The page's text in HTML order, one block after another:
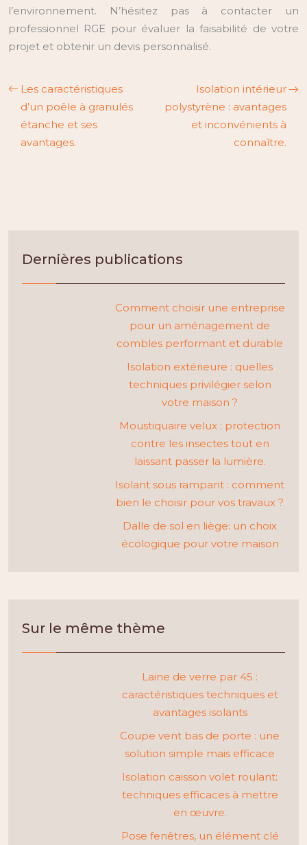
l’environnement. N’hésitez pas à contacter un
professionnel RGE pour évaluer la faisabilité de votre
projet et obtenir un devis personnalisé.
Les caractéristiques
d’un poêle à granulés
étanche et ses
avantages.
Isolation intérieur
polystyrène : avantages
et inconvénients à
connaître.
Dernières publications
Comment choisir une entreprise
pour un aménagement de
combles performant et durable
Isolation extérieure : quelles
techniques privilégier selon
votre maison ?
Moustiquaire velux : protection
contre les insectes tout en
laissant passer la lumière.
Isolant sous rampant : comment
bien le choisir pour vos travaux ?
Dalle de sol en liège: un choix
écologique pour votre maison
Sur le même thème
Laine de verre par 45 :
caractéristiques techniques et
avantages isolants
Coupe vent bas de porte : une
solution simple mais efficace
Isolation caisson volet roulant:
techniques efficaces à mettre
en œuvre.
Pose fenêtres, un élément clé